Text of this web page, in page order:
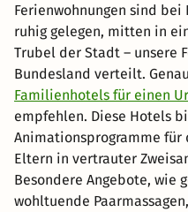
Ferienwohnungen sind
ruhig gelegen, mitten in
Trubel der Stadt – unsere
Bundesland verteilt.
Familienhotels für einen
empfehlen. Diese Hotels
Animationsprogramme
Eltern in vertrauter
Besondere Angebote, wie
wohltuende